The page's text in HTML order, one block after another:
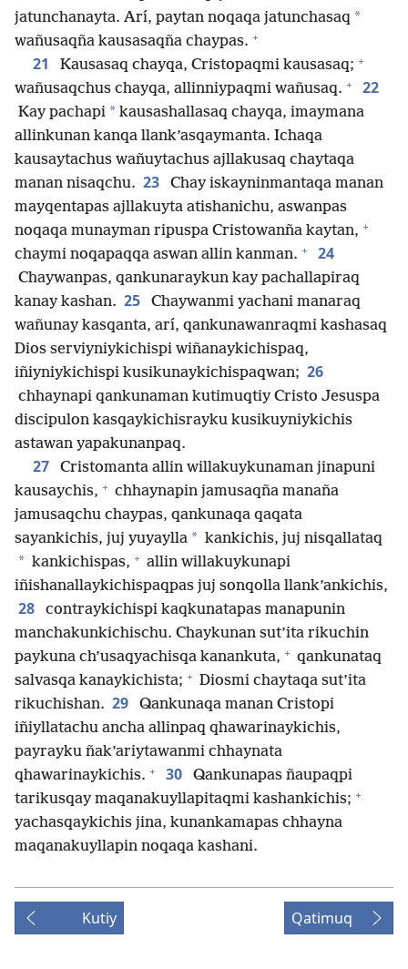
jatunchanayta. Arí, paytan noqaqa jatunchasaq *
wañusaqña kausasaqña chaypas. +
21 Kausasaq chayqa, Cristopaqmi kausasaq; +
wañusaqchus chayqa, allinniypaqmi wañusaq. + 22
Kay pachapi * kausashallasaq chayqa, imaymana
allinkunan kanqa llank’asqaymanta. Ichaqa
kausaytachus wañuytachus ajllakusaq chaytaqa
manan nisaqchu. 23
Chay iskayninmantaqa manan
mayqentapas ajllakuyta atishanichu, aswanpas
noqaqa munayman ripuspa Cristowanña kaytan, +
chaymi noqapaqqa aswan allin kanman. + 24
Chaywanpas, qankunaraykun kay pachallapiraq
kanay kashan. 25
Chaywanmi yachani manaraq
wañunay kasqanta, arí, qankunawanraqmi kashasaq
Dios serviyniykichispi wiñanaykichispaq,
iñiyniykichispi kusikunaykichispaqwan; 26
chhaynapi qankunaman kutimuqtiy Cristo Jesuspa
discipulon kasqaykichisrayku kusikuyniykichis
astawan yapakunanpaq.
27
Cristomanta allin willakuykunaman jinapuni
kausaychis, + chhaynapin jamusaqña manaña
jamusaqchu chaypas, qankunaqa qaqata
sayankichis, juj yuyaylla * kankichis, juj nisqallataq
* kankichispas, + allin willakuykunapi
iñishanallaykichispaqpas juj sonqolla llank’ankichis,
28
contraykichispi kaqkunatapas manapunin
manchakunkichischu. Chaykunan sut’ita rikuchin
paykuna ch’usaqyachisqa kanankuta, + qankunataq
salvasqa kanaykichista; + Diosmi chaytaqa sut’ita
rikuchishan. 29
Qankunaqa manan Cristopi
iñiyllatachu ancha allinpaq qhawarinaykichis,
payrayku ñak’ariytawanmi chhaynata
qhawarinaykichis. + 30
Qankunapas ñaupaqpi
tarikusqay maqanakuyllapitaqmi kashankichis; +
yachasqaykichis jina, kunankamapas chhayna
maqanakuyllapin noqaqa kashani.
Kutiy Qatimuq